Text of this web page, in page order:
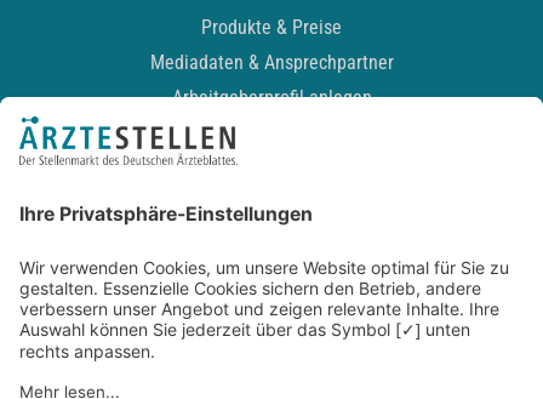
Produkte & Preise
Mediadaten & Ansprechpartner
Arbeitgeberprofil anlegen
Recruiting-Podcast
Kontakt
Datenschutz
Newsletter